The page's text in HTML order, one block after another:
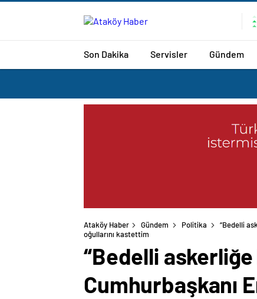
Son Dakika Servisler Gündem
Ataköy Haber Gündem Politika
“Bedelli
oğullarını kastettim
“Bedelli
Cumhurbaşkanı